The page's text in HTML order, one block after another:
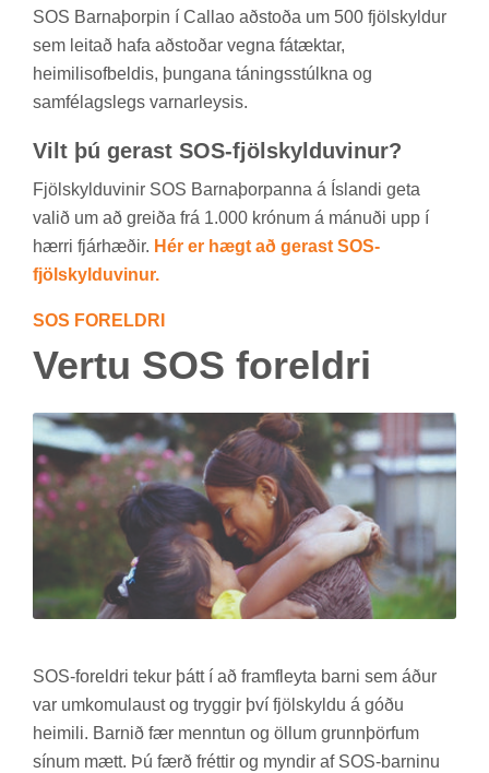
SOS Barna­þorp­in í Callao að­stoða um 500 fjöl­skyld­ur
sem leit­að hafa að­stoð­ar vegna fá­tækt­ar,
heim­il­isof­beld­is, þung­ana tán­ings­stúlkna og
sam­fé­lags­legs varn­ar­leys­is.
Vilt þú ger­ast SOS-fjöl­skyldu­vin­ur?
Fjöl­skyldu­vin­ir SOS Barna­þorp­anna á Ís­landi geta
val­ið um að greiða frá 1.000 krón­um á mán­uði upp í
hærri fjár­hæð­ir. Hér er hægt að gerast SOS-
fjölskylduvinur.
SOS FOR­ELDRI
Vertu SOS for­eldri
SOS-for­eldri tek­ur þátt í að fram­fleyta barni sem áður
var um­komu­laust og trygg­ir því fjöl­skyldu á góðu
heim­ili. Barn­ið fær mennt­un og öll­um grunn­þörf­um
sín­um mætt. Þú færð frétt­ir og mynd­ir af SOS-barn­inu